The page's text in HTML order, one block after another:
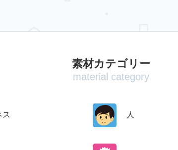
素材カテゴリー
material category
ス 人